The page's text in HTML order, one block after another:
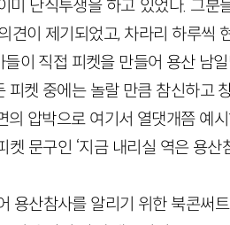
미 단식투쟁을 하고 있었다. 그분
견이 제기되었고, 차라리 하루씩
이 직접 피켓을 만들어 용산 남
피켓 중에는 놀랄 만큼 참신하고
의 압박으로 여기서 열댓개쯤 예
문구인 ‘지금 내리실 역은 용산
용산참사를 알리기 위한 북콘써